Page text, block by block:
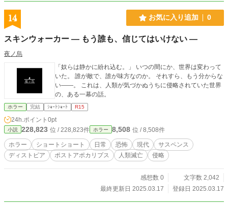
14 お気に入り追加 0
スキンウォーカー ― もう誰も、信じてはいけない ―
夜ノ烏
「奴らは静かに紛れ込む。」 いつの間にか、世界は変わって
いた。 誰が敵で、誰が味方なのか。 それすら、もう分からな
い——。 これは、人類が気づかぬうちに侵略されていた世界
の、ある一幕の話。
ホラー 完結 ｼｮｰﾄｼｮｰﾄ R15
24h.ポイント 0pt
小説 228,823 位 / 228,823件 ホラー 8,508 位 / 8,508件
ホラー ショートショート 日常 恐怖 現代
サスペンス
ディストピア
ポストアポカリプス 人類滅亡 侵略
感想数 0
文字数 2,042
最終更新日 2025.03.17
登録日 2025.03.17